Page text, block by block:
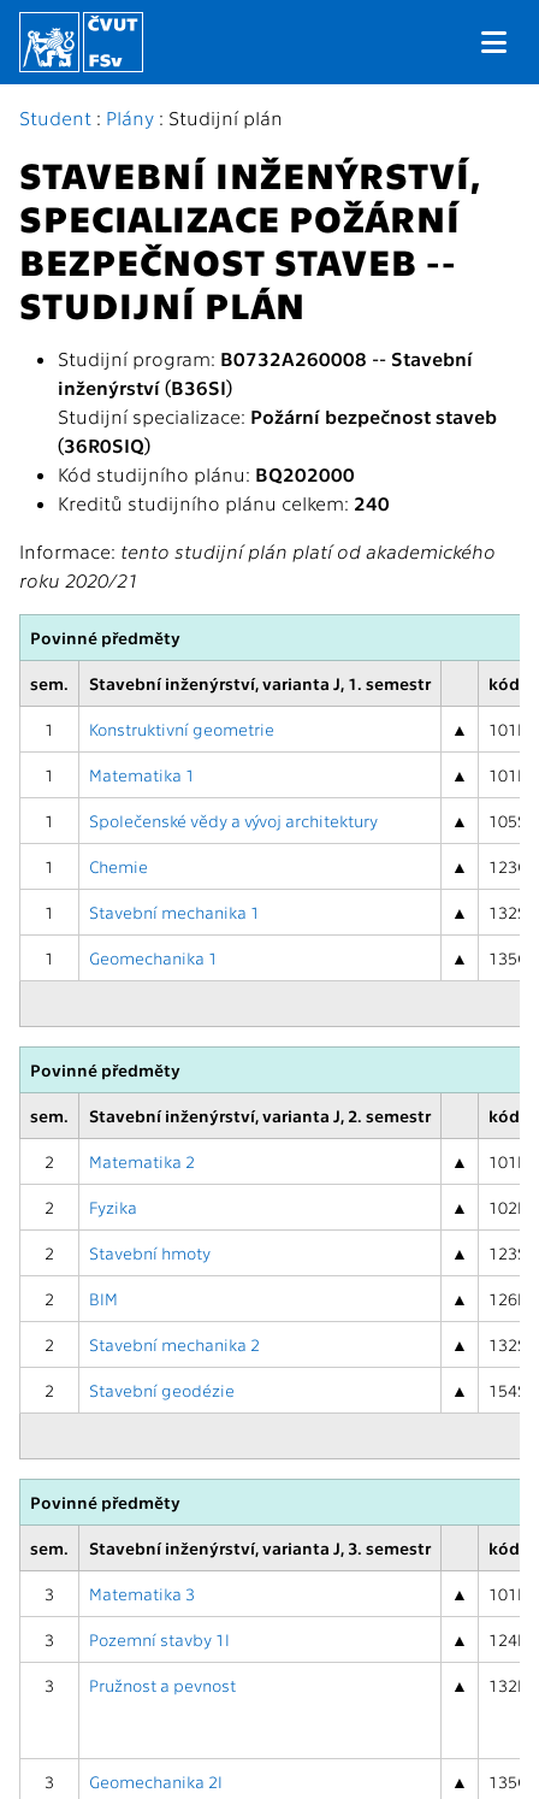
Student : Plány : Studijní plán
STAVEBNÍ INŽENÝRSTVÍ,
SPECIALIZACE POŽÁRNÍ
BEZPEČNOST STAVEB --
STUDIJNÍ PLÁN
Studijní program: B0732A260008 -- Stavební
inženýrství (B36SI)
Studijní specializace: Požární bezpečnost staveb
(36R0SIQ)
Kód studijního plánu: BQ202000
Kreditů studijního plánu celkem: 240
Informace: tento studijní plán platí od akademického
roku 2020/21
Povinné předměty
sem. Stavební inženýrství, varianta J, 1. semestr kód,
1 Konstruktivní geometrie ▲
1 Matematika 1 ▲
1 Společenské vědy a vývoj architektury ▲
1 Chemie ▲
1 Stavební mechanika 1 ▲
1 Geomechanika 1 ▲
Povinné předměty
sem. Stavební inženýrství, varianta J, 2. semestr kód,
2 Matematika 2 ▲
2 Fyzika ▲
2 Stavební hmoty ▲
2 BIM ▲
2 Stavební mechanika 2 ▲
2 Stavební geodézie ▲
Povinné předměty
sem. Stavební inženýrství, varianta J, 3. semestr kód,
3 Matematika 3 ▲
3 Pozemní stavby 1I ▲
3 Pružnost a pevnost ▲
3 Geomechanika 2I ▲